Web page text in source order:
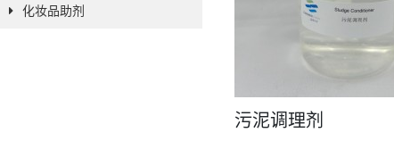
化妆品助剂
污泥调理剂